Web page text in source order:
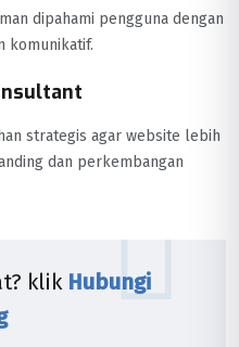
dipahami pengguna dengan
komunikatif.
strategis agar website lebih
dan perkembangan
klik Hubungi